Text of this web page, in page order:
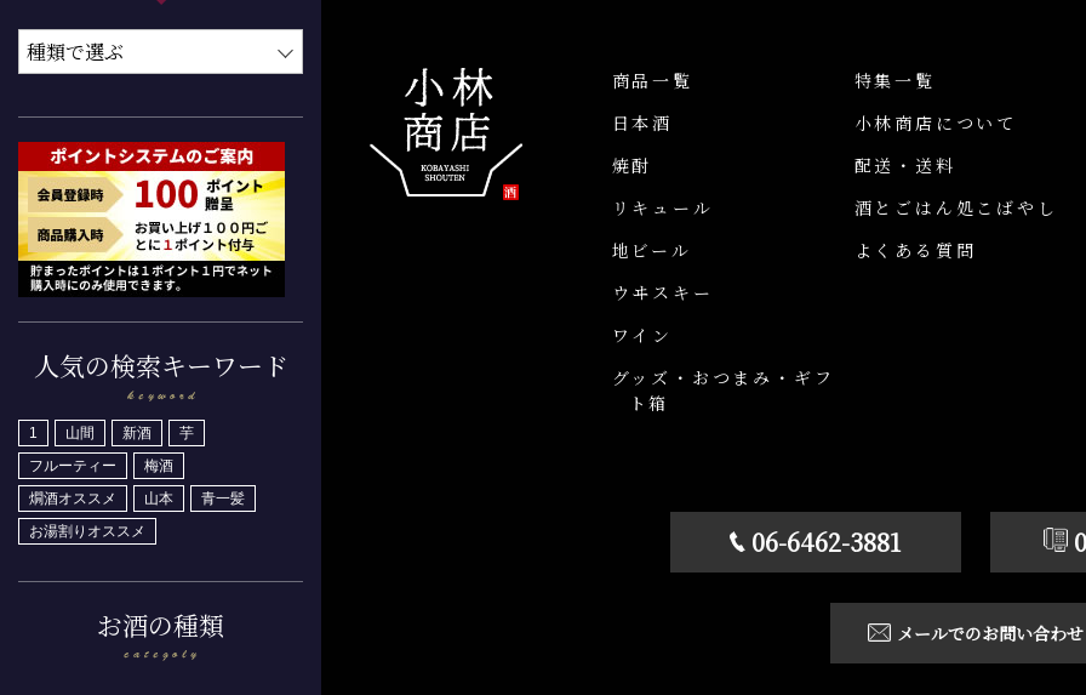
人気の検索キーワード
1 山間 新酒
芋
フルーティー
梅酒
燗酒オススメ
山本
青一髪
お湯割りオススメ
お酒の種類
商品一覧
日本酒
焼酎
リキュール
地ビール
ウヰスキー
ワイン
グッズ・おつまみ・ギフ
ト箱
特集一覧
小林商店について
配送・送料
酒とごはん処こばやし
よくある質問
06-6462-3881
メールでのお問い合わせ